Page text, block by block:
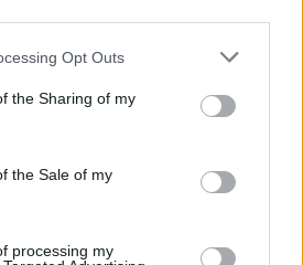
app uses one or more Google
usage behaviour. You may click to
Google and its third-party tags to
specified purposes in below Google
Opt Outs
the Sharing of my
the Sale of my
processing my